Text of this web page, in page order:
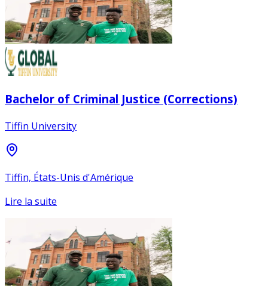
Bachelor of Criminal Justice (Corrections)
Tiffin University
Tiffin, États-Unis d'Amérique
Lire la suite